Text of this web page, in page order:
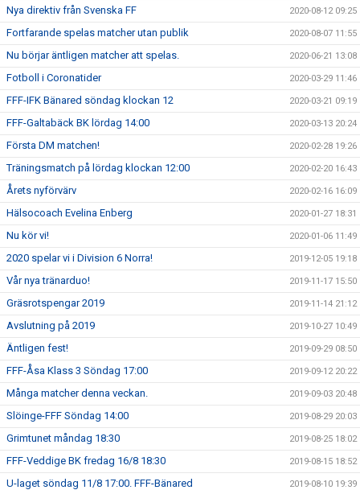
Nya direktiv från Svenska FF 2020-08-12 09:25
Fortfarande spelas matcher utan publik 2020-08-07 11:55
Nu börjar äntligen matcher att spelas. 2020-06-21 13:08
Fotboll i Coronatider 2020-03-29 11:46
FFF-IFK Bänared söndag klockan 12 2020-03-21 09:19
FFF-Galtabäck BK lördag 14:00 2020-03-13 20:24
Första DM matchen! 2020-02-28 19:26
Träningsmatch på lördag klockan 12:00 2020-02-20 16:43
Årets nyförvärv 2020-02-16 16:09
Hälsocoach Evelina Enberg 2020-01-27 18:31
Nu kör vi! 2020-01-06 11:49
2020 spelar vi i Division 6 Norra! 2019-12-05 19:18
Vår nya tränarduo! 2019-11-17 15:50
Gräsrotspengar 2019 2019-11-14 21:12
Avslutning på 2019 2019-10-27 10:49
Äntligen fest! 2019-09-29 08:50
FFF-Åsa Klass 3 Söndag 17:00 2019-09-12 20:22
Många matcher denna veckan. 2019-09-03 20:48
Slöinge-FFF Söndag 14:00 2019-08-29 20:03
Grimtunet måndag 18:30 2019-08-25 18:02
FFF-Veddige BK fredag 16/8 18:30 2019-08-15 18:52
U-laget söndag 11/8 17:00. FFF-Bänared 2019-08-10 19:39